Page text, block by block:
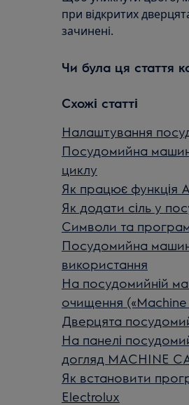
при відкритих
зачинені.
Чи була ця стаття
Схожі статті
Налаштування
Посудомийна
циклу
Як працює функція
Як додати сіль у
Символи та
Посудомийна
використання
На посудомийній
очищення («Machine
Дверцята
На панелі
догляд MACHINE
Як встановити
Electrolux